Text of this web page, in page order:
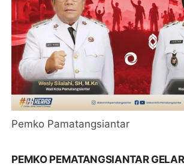
Pemko Pamatangsiantar
PEMKO PEMATANGSIANTAR